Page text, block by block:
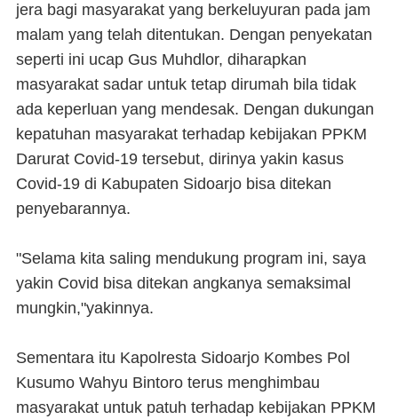
jera bagi masyarakat yang berkeluyuran pada jam
malam yang telah ditentukan. Dengan penyekatan
seperti ini ucap Gus Muhdlor, diharapkan
masyarakat sadar untuk tetap dirumah bila tidak
ada keperluan yang mendesak. Dengan dukungan
kepatuhan masyarakat terhadap kebijakan PPKM
Darurat Covid-19 tersebut, dirinya yakin kasus
Covid-19 di Kabupaten Sidoarjo bisa ditekan
penyebarannya.
"Selama kita saling mendukung program ini, saya
yakin Covid bisa ditekan angkanya semaksimal
mungkin,"yakinnya.
Sementara itu Kapolresta Sidoarjo Kombes Pol
Kusumo Wahyu Bintoro terus menghimbau
masyarakat untuk patuh terhadap kebijakan PPKM